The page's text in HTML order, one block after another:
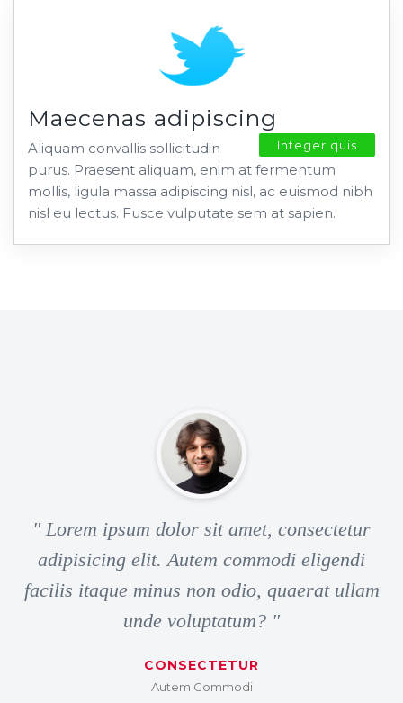
Maecenas adipiscing
Integer quis
Aliquam convallis sollicitudin
purus. Praesent aliquam, enim at fermentum
mollis, ligula massa adipiscing nisl, ac euismod nibh
nisl eu lectus. Fusce vulputate sem at sapien.
" Lorem ipsum dolor sit amet, consectetur
adipisicing elit. Autem commodi eligendi
facilis itaque minus non odio, quaerat ullam
unde voluptatum? "
CONSECTETUR
Autem Commodi